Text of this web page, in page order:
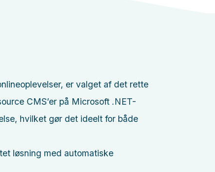
er valget af det rette
CMS’er på Microsoft .NET-
hvilket gør det ideelt for både
løsning med automatiske